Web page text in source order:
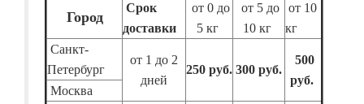
Город
Срок
доставки
от 0 до
5 кг
от 5 до
10 кг
от 10
кг
Санкт-
Петербург
от 1 до 2
дней
250 руб. 300 руб.
500
руб.
Москва